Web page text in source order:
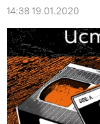
14:38 19.01.2020